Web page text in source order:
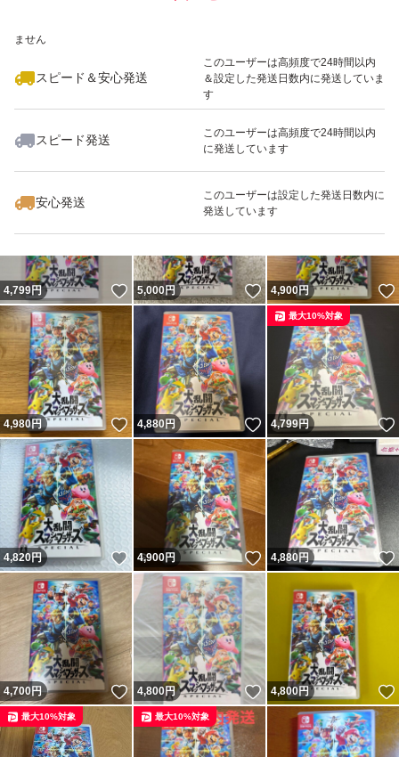
ません
スピード＆安心発送
このユーザーは高頻度で24時間以内
＆設定した発送日数内に発送していま
す
スピード発送
このユーザーは高頻度で24時間以内
に発送しています
安心発送
このユーザーは設定した発送日数内に
発送しています
いいね！
4,780
4,799円 いいね！
5,000円 いいね！
4,900円
4,980円 いいね！
4,880円 いいね！
4,799円
最大10%対象
4,820円 いいね！
4,900円 いいね！
4,880円
4,700円 いいね！
4,800円 いいね！
4,800円
最大10%対象 最大10%対象